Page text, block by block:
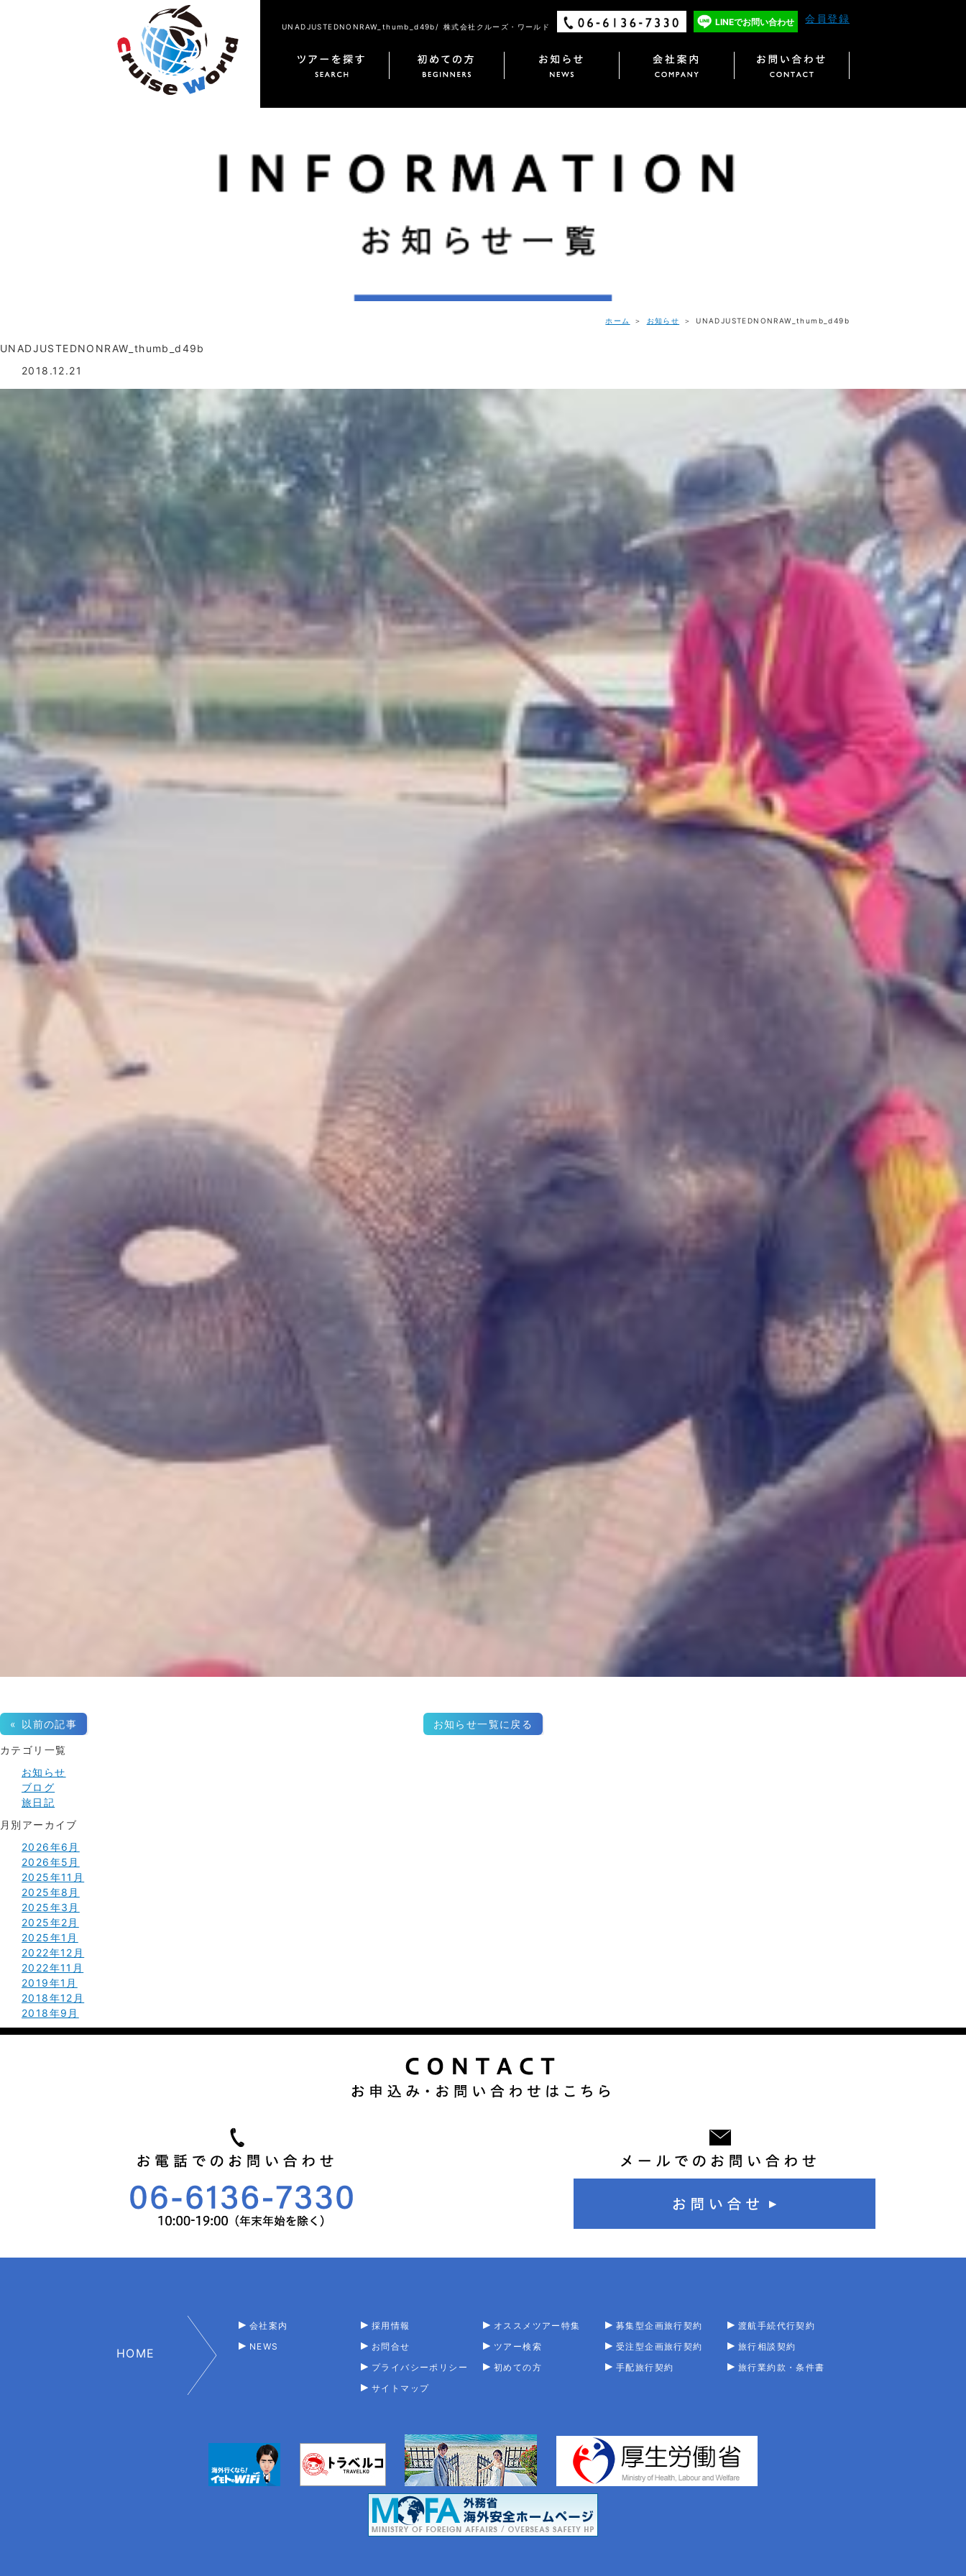
UNADJUSTEDNONRAW_thumb_d49b/ 株式会社クルーズ・ワールド LINEでお問い合わせ 会員登録
ホーム ＞ お知らせ ＞ UNADJUSTEDNONRAW_thumb_d49b
UNADJUSTEDNONRAW_thumb_d49b
2018.12.21
« 以前の記事 お知らせ一覧に戻る
カテゴリ一覧
お知らせ
ブログ
旅日記
月別アーカイブ
2026年6月
2026年5月
2025年11月
2025年8月
2025年3月
2025年2月
2025年1月
2022年12月
2022年11月
2019年1月
2018年12月
2018年9月
HOME
会社案内
NEWS
採用情報
お問合せ
プライバシーポリシー
サイトマップ
オススメツアー特集
ツアー検索
初めての方
募集型企画旅行契約
受注型企画旅行契約
手配旅行契約
渡航手続代行契約
旅行相談契約
旅行業約款・条件書